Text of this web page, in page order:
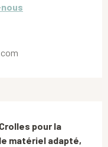
pour la
matériel adapté,